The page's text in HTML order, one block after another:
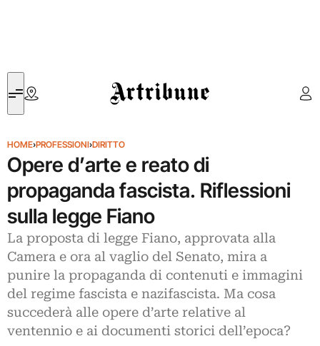
Artribune
HOME›PROFESSIONI›DIRITTO
Opere d’arte e reato di
propaganda fascista. Riflessioni
sulla legge Fiano
La proposta di legge Fiano, approvata alla
Camera e ora al vaglio del Senato, mira a
punire la propaganda di contenuti e immagini
del regime fascista e nazifascista. Ma cosa
succederà alle opere d’arte relative al
ventennio e ai documenti storici dell’epoca?